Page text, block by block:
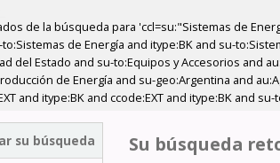
de la búsqueda para 'ccl=su:"Sistemas de
de Energía and itype:BK and su-
del Estado and su-to:Equipos y Accesorios and
de Energía and su-geo:Argentina and
and itype:BK and ccode:EXT and itype:BK and
su búsqueda Su búsqueda